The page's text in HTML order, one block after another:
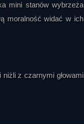
mini stanów wybrzeża
moralność widać w ich
z czarnymi głowami